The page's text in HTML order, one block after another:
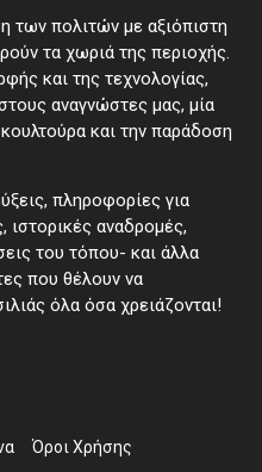
πολιτών με αξιόπιστη
τα χωριά της περιοχής.
και της τεχνολογίας,
αναγνώστες μας, μία
και την παράδοση
πληροφορίες για
ιστορικές αναδρομές,
του τόπου- και άλλα
που θέλουν να
όλα όσα χρειάζονται!
Όροι Χρήσης